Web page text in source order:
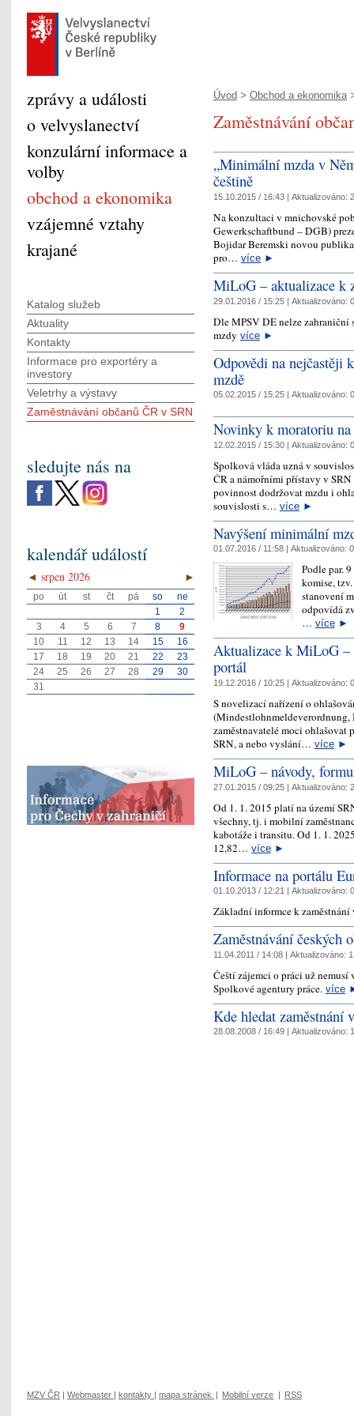
Úvod > Obchod a ekonomika
Zaměstnávání
„Minimální mzda v
češtině
15.10.2015 / 16:43 | Aktualizováno:
Na konzultaci v mnichovské
Gewerkschaftbund – DGB)
Bojidar Beremski novou
pro… více ►
MiLoG – aktualizace k
29.01.2016 / 15:25 | Aktualizováno:
Dle MPSV DE nelze
mzdy více ►
Odpovědi na nejčastěji
mzdě
05.02.2015 / 15:25 | Aktualizováno:
Novinky k moratoriu
12.02.2015 / 15:30 | Aktualizováno:
Spolková vláda uzná v
ČR a námořními přístavy v
povinnost dodržovat mzdu i
souvislosti s… více ►
Navýšení minimální
01.07.2016 / 11:58 | Aktualizováno:
Podle par.
komise,
stanovení
odpovídá
… více►
Aktualizace k MiLoG
portál
19.12.2016 / 10:25 | Aktualizováno:
S novelizací nařízení o
zaměstnavatelé moci ohlašovat
SRN, a nebo vyslání… více ►
MiLoG – návody,
27.01.2015 / 09:25 | Aktualizováno:
Od 1. 1. 2015 platí na území
všechny, tj. i mobilní
kabotáže i transitu. Od 1. 1.
12,82… více ►
Informace na portálu
01.10.2013 / 12:21 | Aktualizováno:
Základní informce k
Zaměstnávání českých
11.04.2011 / 14:08 | Aktualizováno:
Čeští zájemci o práci už
Spolkové agentury práce. více
Kde hledat zaměstnání
28.08.2008 / 16:49 | Aktualizováno:
zprávy a události
o velvyslanectví
konzulární informace a
volby
obchod a ekonomika
vzájemné vztahy
krajané
Katalog služeb
Aktuality
Kontakty
Informace pro exportéry a
investory
Veletrhy a výstavy
Zaměstnávání občanů ČR v SRN
sledujte nás na
kalendář událostí
◄ ►
srpen 2026
po út st čt pá so
ne
1
2
3
4 5 6 7 8
9
10
11 12 13 14 15
16
17
18 19 20 21 22
23
24
25 26 27 28 29
30
31
MZV ČR | Webmaster | kontakty | mapa stránek | Mobilní verze | RSS